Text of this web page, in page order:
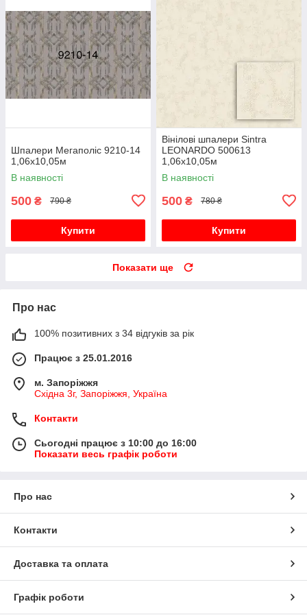
Шпалери Мегаполіс 9210-14
1,06х10,05м
В наявності
500 ₴ 790 ₴
Купити
Вінілові шпалери Sintra
LEONARDO 500613
1,06х10,05м
В наявності
500 ₴ 780 ₴
Купити
Показати ще
Про нас
100% позитивних з 34 відгуків за рік
Працює з 25.01.2016
м. Запоріжжя
Східна 3г, Запоріжжя, Україна
Контакти
Сьогодні працює з 10:00 до 16:00
Показати весь графік роботи
Про нас
Контакти
Доставка та оплата
Графік роботи